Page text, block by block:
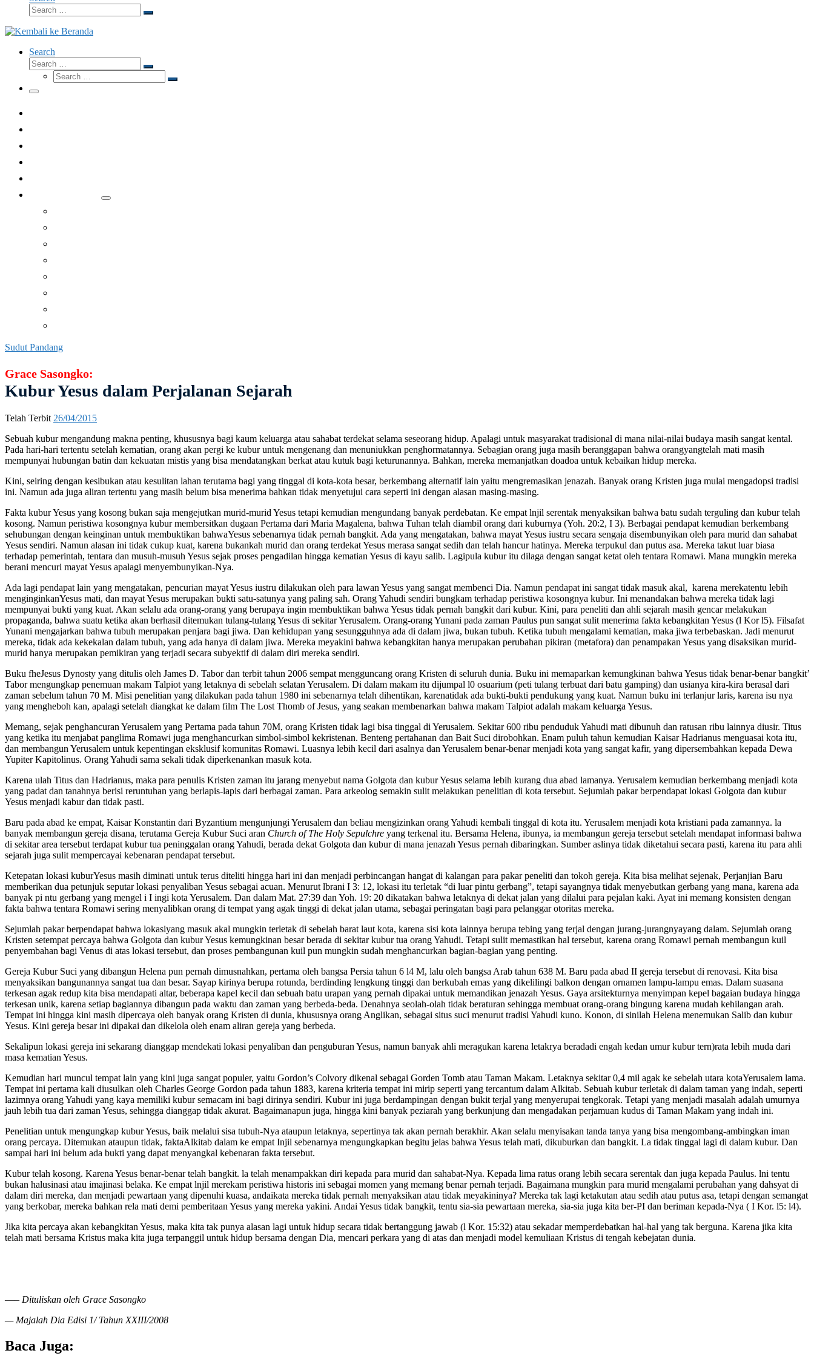
Search
Search
Search
Search
Search
Search
Search
Menu
Sudut Pandang
Grace Sasongko:
Kubur Yesus dalam Perjalanan Sejarah
Telah Terbit 26/04/2015
Sebuah kubur mengandung makna penting, khususnya bagi kaum keluarga atau sahabat terdekat selama seseorang hidup. Apalagi untuk masyarakat tradisional di mana nilai-nilai budaya masih sangat kental.
Pada hari-hari tertentu setelah kematian, orang akan pergi ke kubur untuk mengenang dan menuniukkan penghormatannya. Sebagian orang juga masih beranggapan bahwa orangyangtelah mati masih
mempunyai hubungan batin dan kekuatan mistis yang bisa mendatangkan berkat atau kutuk bagi keturunannya. Bahkan, mereka memanjatkan doadoa untuk kebaikan hidup mereka.
Kini, seiring dengan kesibukan atau kesulitan lahan terutama bagi yang tinggal di kota-kota besar, berkembang alternatif lain yaitu mengremasikan jenazah. Banyak orang Kristen juga mulai mengadopsi tradisi
ini. Namun ada juga aliran tertentu yang masih belum bisa menerima bahkan tidak menyetujui cara seperti ini dengan alasan masing-masing.
Fakta kubur Yesus yang kosong bukan saja mengejutkan murid-murid Yesus tetapi kemudian mengundang banyak perdebatan. Ke empat lnjil serentak menyaksikan bahwa batu sudah terguling dan kubur telah
kosong. Namun peristiwa kosongnya kubur membersitkan dugaan Pertama dari Maria Magalena, bahwa Tuhan telah diambil orang dari kuburnya (Yoh. 20:2, I 3). Berbagai pendapat kemudian berkembang
sehubungan dengan keinginan untuk membuktikan bahwaYesus sebenarnya tidak pernah bangkit. Ada yang mengatakan, bahwa mayat Yesus iustru secara sengaja disembunyikan oleh para murid dan sahabat
Yesus sendiri. Namun alasan ini tidak cukup kuat, karena bukankah murid dan orang terdekat Yesus merasa sangat sedih dan telah hancur hatinya. Mereka terpukul dan putus asa. Mereka takut luar biasa
terhadap pemerintah, tentara dan musuh-musuh Yesus sejak proses pengadilan hingga kematian Yesus di kayu salib. Lagipula kubur itu dilaga dengan sangat ketat oleh tentara Romawi. Mana mungkin mereka
berani mencuri mayat Yesus apalagi menyembunyikan-Nya.
Ada lagi pendapat lain yang mengatakan, pencurian mayat Yesus iustru dilakukan oleh para lawan Yesus yang sangat membenci Dia. Namun pendapat ini sangat tidak masuk akal, karena merekatentu lebih
menginginkanYesus mati, dan mayat Yesus merupakan bukti satu-satunya yang paling sah. Orang Yahudi sendiri bungkam terhadap peristiwa kosongnya kubur. Ini menandakan bahwa mereka tidak lagi
mempunyai bukti yang kuat. Akan selalu ada orang-orang yang berupaya ingin membuktikan bahwa Yesus tidak pernah bangkit dari kubur. Kini, para peneliti dan ahli sejarah masih gencar melakukan
propaganda, bahwa suatu ketika akan berhasil ditemukan tulang-tulang Yesus di sekitar Yerusalem. Orang-orang Yunani pada zaman Paulus pun sangat sulit menerima fakta kebangkitan Yesus (l Kor l5). Filsafat
Yunani mengajarkan bahwa tubuh merupakan penjara bagi jiwa. Dan kehidupan yang sesungguhnya ada di dalam jiwa, bukan tubuh. Ketika tubuh mengalami kematian, maka jiwa terbebaskan. Jadi menurut
mereka, tidak ada kekekalan dalam tubuh, yang ada hanya di dalam jiwa. Mereka meyakini bahwa kebangkitan hanya merupakan perubahan pikiran (metafora) dan penampakan Yesus yang disaksikan murid-
murid hanya merupakan pemikiran yang terjadi secara subyektif di dalam diri mereka sendiri.
Buku fheJesus Dynosty yang ditulis oleh James D. Tabor dan terbit tahun 2006 sempat mengguncang orang Kristen di seluruh dunia. Buku ini memaparkan kemungkinan bahwa Yesus tidak benar-benar bangkit’
Tabor mengungkap penemuan makam Talpiot yang letaknya di sebelah selatan Yerusalem. Di dalam makam itu dijumpal l0 osuarium (peti tulang terbuat dari batu gamping) dan usianya kira-kira berasal dari
zaman sebelum tahun 70 M. Misi penelitian yang dilakukan pada tahun 1980 ini sebenarnya telah dihentikan, karenatidak ada bukti-bukti pendukung yang kuat. Namun buku ini terlanjur laris, karena isu nya
yang mengheboh kan, apalagi setelah diangkat ke dalam film The Lost Thomb of Jesus, yang seakan membenarkan bahwa makam Talpiot adalah makam keluarga Yesus.
Memang, sejak penghancuran Yerusalem yang Pertama pada tahun 70M, orang Kristen tidak lagi bisa tinggal di Yerusalem. Sekitar 600 ribu penduduk Yahudi mati dibunuh dan ratusan ribu lainnya diusir. Titus
yang ketika itu menjabat panglima Romawi juga menghancurkan simbol-simbol kekristenan. Benteng pertahanan dan Bait Suci dirobohkan. Enam puluh tahun kemudian Kaisar Hadrianus menguasai kota itu,
dan membangun Yerusalem untuk kepentingan eksklusif komunitas Romawi. Luasnya lebih kecil dari asalnya dan Yerusalem benar-benar menjadi kota yang sangat kafir, yang dipersembahkan kepada Dewa
Yupiter Kapitolinus. Orang Yahudi sama sekali tidak diperkenankan masuk kota.
Karena ulah Titus dan Hadrianus, maka para penulis Kristen zaman itu jarang menyebut nama Golgota dan kubur Yesus selama lebih kurang dua abad lamanya. Yerusalem kemudian berkembang menjadi kota
yang padat dan tanahnya berisi reruntuhan yang berlapis-lapis dari berbagai zaman. Para arkeolog semakin sulit melakukan penelitian di kota tersebut. Sejumlah pakar berpendapat lokasi Golgota dan kubur
Yesus menjadi kabur dan tidak pasti.
Baru pada abad ke empat, Kaisar Konstantin dari Byzantium mengunjungi Yerusalem dan beliau mengizinkan orang Yahudi kembali tinggal di kota itu. Yerusalem menjadi kota kristiani pada zamannya. la
banyak membangun gereja disana, terutama Gereja Kubur Suci aran Church ofThe Holy Sepulchre yang terkenal itu. Bersama Helena, ibunya, ia membangun gereja tersebut setelah mendapat informasi bahwa
di sekitar area tersebut terdapat kubur tua peninggalan orang Yahudi, berada dekat Golgota dan kubur di mana jenazah Yesus pernah dibaringkan. Sumber aslinya tidak diketahui secara pasti, karena itu para ahli
sejarah juga sulit mempercayai kebenaran pendapat tersebut.
Ketepatan lokasi kuburYesus masih diminati untuk terus diteliti hingga hari ini dan menjadi perbincangan hangat di kalangan para pakar peneliti dan tokoh gereja. Kita bisa melihat sejenak, Perjanjian Baru
memberikan dua petunjuk seputar lokasi penyaliban Yesus sebagai acuan. Menurut lbrani I 3: 12, lokasi itu terletak “di luar pintu gerbang”, tetapi sayangnya tidak menyebutkan gerbang yang mana, karena ada
banyak pi ntu gerbang yang mengel i I ingi kota Yerusalem. Dan dalam Mat. 27:39 dan Yoh. 19: 20 dikatakan bahwa letaknya di dekat jalan yang dilalui para pejalan kaki. Ayat ini memang konsisten dengan
fakta bahwa tentara Romawi sering menyalibkan orang di tempat yang agak tinggi di dekat jalan utama, sebagai peringatan bagi para pelanggar otoritas mereka.
Sejumlah pakar berpendapat bahwa lokasiyang masuk akal mungkin terletak di sebelah barat laut kota, karena sisi kota lainnya berupa tebing yang terjal dengan jurang-jurangnyayang dalam. Sejumlah orang
Kristen setempat percaya bahwa Golgota dan kubur Yesus kemungkinan besar berada di sekitar kubur tua orang Yahudi. Tetapi sulit memastikan hal tersebut, karena orang Romawi pernah membangun kuil
penyembahan bagi Venus di atas lokasi tersebut, dan proses pembangunan kuil pun mungkin sudah menghancurkan bagian-bagian yang penting.
Gereja Kubur Suci yang dibangun Helena pun pernah dimusnahkan, pertama oleh bangsa Persia tahun 6 l4 M, lalu oleh bangsa Arab tahun 638 M. Baru pada abad II gereja tersebut di renovasi. Kita bisa
menyaksikan bangunannya sangat tua dan besar. Sayap kirinya berupa rotunda, berdinding lengkung tinggi dan berkubah emas yang dikelilingi balkon dengan ornamen lampu-lampu emas. Dalam suasana
terkesan agak redup kita bisa mendapati altar, beberapa kapel kecil dan sebuah batu urapan yang pernah dipakai untuk memandikan jenazah Yesus. Gaya arsitekturnya menyimpan kepel bagaian budaya hingga
terkesan unik, karena setiap bagiannya dibangun pada waktu dan zaman yang berbeda-beda. Denahnya seolah-olah tidak beraturan sehingga membuat orang-orang bingung karena mudah kehilangan arah.
Tempat ini hingga kini masih dipercaya oleh banyak orang Kristen di dunia, khususnya orang Anglikan, sebagai situs suci menurut tradisi Yahudi kuno. Konon, di sinilah Helena menemukan Salib dan kubur
Yesus. Kini gereja besar ini dipakai dan dikelola oleh enam aliran gereja yang berbeda.
Sekalipun lokasi gereja ini sekarang dianggap mendekati lokasi penyaliban dan penguburan Yesus, namun banyak ahli meragukan karena letakrya beradadi engah kedan umur kubur tern)rata lebih muda dari
masa kematian Yesus.
Kemudian hari muncul tempat lain yang kini juga sangat populer, yaitu Gordon’s Colvory dikenal sebagai Gorden Tomb atau Taman Makam. Letaknya sekitar 0,4 mil agak ke sebelah utara kotaYerusalem lama.
Tempat ini pertama kali diusulkan oleh Charles George Gordon pada tahun 1883, karena kriteria tempat ini mirip seperti yang tercantum dalam Alkitab. Sebuah kubur terletak di dalam taman yang indah, seperti
lazimnya orang Yahudi yang kaya memiliki kubur semacam ini bagi dirinya sendiri. Kubur ini juga berdampingan dengan bukit terjal yang menyerupai tengkorak. Tetapi yang menjadi masalah adalah umurnya
jauh lebih tua dari zaman Yesus, sehingga dianggap tidak akurat. Bagaimanapun juga, hingga kini banyak peziarah yang berkunjung dan mengadakan perjamuan kudus di Taman Makam yang indah ini.
Penelitian untuk mengungkap kubur Yesus, baik melalui sisa tubuh-Nya ataupun letaknya, sepertinya tak akan pernah berakhir. Akan selalu menyisakan tanda tanya yang bisa mengombang-ambingkan iman
orang percaya. Ditemukan ataupun tidak, faktaAlkitab dalam ke empat Injil sebenarnya mengungkapkan begitu jelas bahwa Yesus telah mati, dikuburkan dan bangkit. La tidak tinggal lagi di dalam kubur. Dan
sampai hari ini belum ada bukti yang dapat menyangkal kebenaran fakta tersebut.
Kubur telah kosong. Karena Yesus benar-benar telah bangkit. la telah menampakkan diri kepada para murid dan sahabat-Nya. Kepada lima ratus orang lebih secara serentak dan juga kepada Paulus. lni tentu
bukan halusinasi atau imajinasi belaka. Ke empat lnjil merekam peristiwa historis ini sebagai momen yang memang benar pernah terjadi. Bagaimana mungkin para murid mengalami perubahan yang dahsyat di
dalam diri mereka, dan menjadi pewartaan yang dipenuhi kuasa, andaikata mereka tidak pernah menyaksikan atau tidak meyakininya? Mereka tak lagi ketakutan atau sedih atau putus asa, tetapi dengan semangat
yang berkobar, mereka bahkan rela mati demi pemberitaan Yesus yang mereka yakini. Andai Yesus tidak bangkit, tentu sia-sia pewartaan mereka, sia-sia juga kita ber-PI dan beriman kepada-Nya ( I Kor. l5: l4).
Jika kita percaya akan kebangkitan Yesus, maka kita tak punya alasan lagi untuk hidup secara tidak bertanggung jawab (l Kor. 15:32) atau sekadar memperdebatkan hal-hal yang tak berguna. Karena jika kita
telah mati bersama Kristus maka kita juga terpanggil untuk hidup bersama dengan Dia, mencari perkara yang di atas dan menjadi model kemuliaan Kristus di tengah kebejatan dunia.
—– Dituliskan oleh Grace Sasongko
— Majalah Dia Edisi 1/ Tahun XXIII/2008
Baca Juga: